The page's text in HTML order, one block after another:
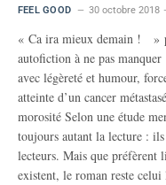
FEEL GOOD 30 octobre 2018
« Ca ira mieux demain ! »
autofiction à ne pas
avec légèreté et humour,
atteinte d’un cancer
morosité Selon une étude
toujours autant la lecture :
lecteurs. Mais que préfèrent
existent, le roman reste